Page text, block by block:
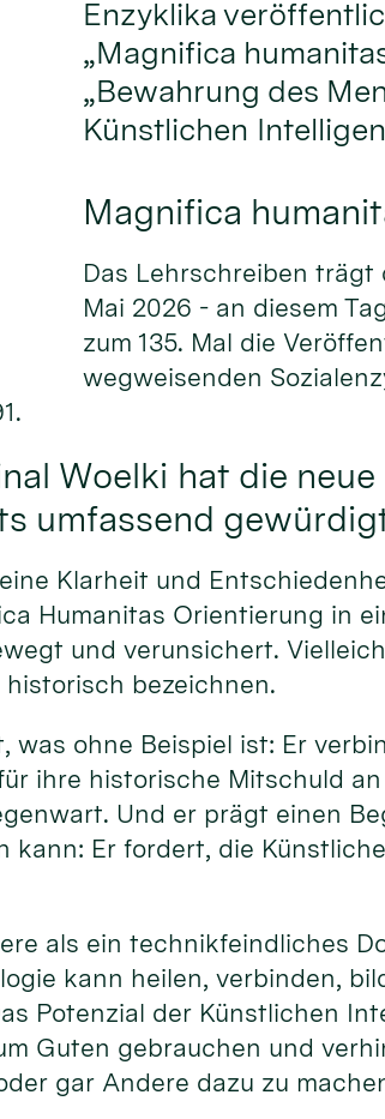
Enzyklika
„Magnifica
„Bewahrung des
Künstlichen
Magnifica
Das Lehrschreiben trägt
Mai 2026 - an diesem
zum 135. Mal die
wegweisenden
Woelki hat die
umfassend
Klarheit und
Humanitas Orientierung in
und verunsichert.
bezeichnen.
was ohne Beispiel ist: Er
ihre historische Mitschuld
Und er prägt einen
Er fordert, die
als ein technikfeindliches
kann heilen, verbinden,
Potenzial der Künstlichen
Guten gebrauchen und
gar Andere dazu zu